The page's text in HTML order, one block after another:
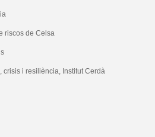
riscos de Celsa
crisis i resiliència, Institut Cerdà